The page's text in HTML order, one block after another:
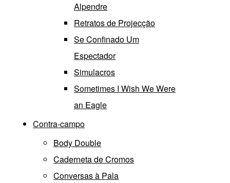
Alpendre
Retratos de Projecção
Se Confinado Um
Espectador
Simulacros
Sometimes I Wish We Were
an Eagle
Contra-campo
Body Double
Caderneta de Cromos
Conversas à Pala